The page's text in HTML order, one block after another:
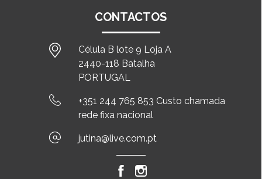
CONTACTOS
Célula B lote 9 Loja A
2440-118 Batalha
PORTUGAL
+351 244 765 853 Custo chamada
rede fixa nacional
jutina@live.com.pt